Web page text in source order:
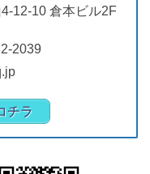
12-10 倉本ビル2F
2039
チラ